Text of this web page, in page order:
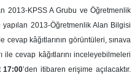
2013-KPSS A Grubu ve Öğretmenlik
2013-Öğretmenlik Alan Bilgisi
cevap kâğıtlarının görüntüleri, sınava
cevap kâğıtlarını inceleyebilmeleri
17:00’den itibaren erişime açılacaktır.